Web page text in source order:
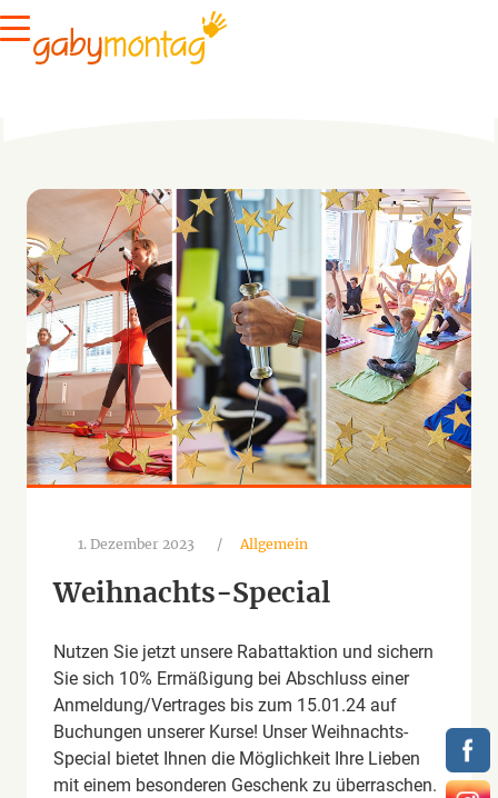
1. Dezember 2023 / Allgemein
Weihnachts-Special
Nutzen Sie jetzt unsere Rabattaktion und sichern
Sie sich 10% Ermäßigung bei Abschluss einer
Anmeldung/Vertrages bis zum 15.01.24 auf
Buchungen unserer Kurse! Unser Weihnachts-
Special bietet Ihnen die Möglichkeit Ihre Lieben
mit einem besonderen Geschenk zu überraschen.